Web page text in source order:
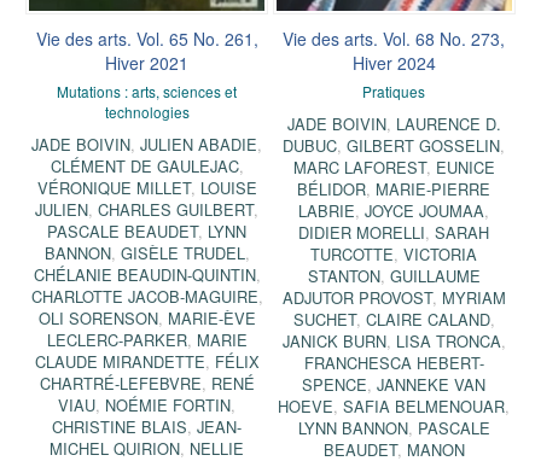
Vie des arts. Vol. 65 No. 261,
Hiver 2021
Mutations : arts, sciences et
technologies
JADE BOIVIN,JULIEN ABADIE,
CLÉMENT DE GAULEJAC,
VÉRONIQUE MILLET, LOUISE
JULIEN,CHARLES GUILBERT,
PASCALE BEAUDET, LYNN
BANNON, GISÈLE TRUDEL,
CHÉLANIE BEAUDIN-QUINTIN,
CHARLOTTE JACOB-MAGUIRE,
OLI SORENSON, MARIE-ÈVE
LECLERC-PARKER, MARIE
CLAUDE MIRANDETTE, FÉLIX
CHARTRÉ-LEFEBVRE, RENÉ
VIAU, NOÉMIE FORTIN,
CHRISTINE BLAIS,JEAN-
MICHEL QUIRION, NELLIE
Vie des arts. Vol. 68 No. 273,
Hiver 2024
Pratiques
JADE BOIVIN, LAURENCE D.
DUBUC,GILBERT GOSSELIN,
MARC LAFOREST, EUNICE
BÉLIDOR, MARIE-PIERRE
LABRIE,JOYCE JOUMAA,
DIDIER MORELLI,SARAH
TURCOTTE,VICTORIA
STANTON, GUILLAUME
ADJUTOR PROVOST, MYRIAM
SUCHET, CLAIRE CALAND,
JANICK BURN, LISA TRONCA,
FRANCHESCA HEBERT-
SPENCE,JANNEKE VAN
HOEVE,SAFIA BELMENOUAR,
LYNN BANNON, PASCALE
BEAUDET, MANON